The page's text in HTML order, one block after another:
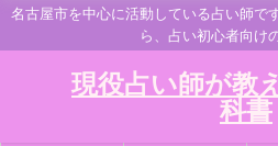
名古屋市を中心に活動している占い師で
ら、占い初心者向け
現役占い師が教
科書